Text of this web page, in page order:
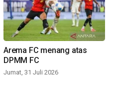
Arema FC menang atas
DPMM FC
Jumat, 31 Juli 2026